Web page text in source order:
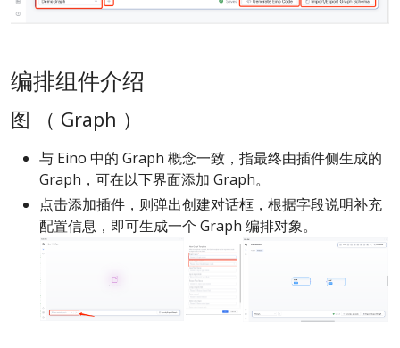
编排组件介绍
图 （ Graph ）
与 Eino 中的 Graph 概念一致，指最终由插件侧生成的
Graph，可在以下界面添加 Graph。
点击添加插件，则弹出创建对话框，根据字段说明补充
配置信息，即可生成一个 Graph 编排对象。